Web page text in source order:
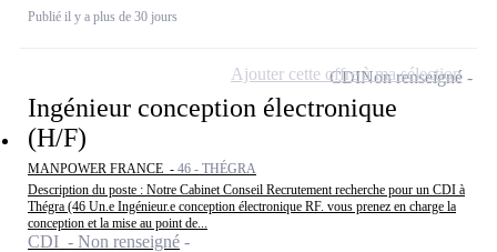
Publié il y a plus de 30 jours
Ingénieur conception électronique
(H/F)
MANPOWER FRANCE - 46 - THÉGRA
Description du poste : Notre Cabinet Conseil Recrutement recherche pour un CDI à
Thégra (46 Un.e Ingénieur.e conception électronique RF. vous prenez en charge la
conception et la mise au point de...
CDI - Non renseigné
CDINon renseigné
Ajouter cette offre à ma sélection